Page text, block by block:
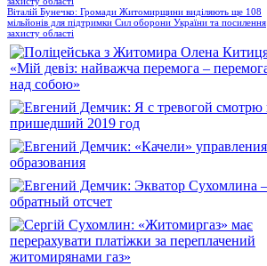
Віталій Бунечко: Громади Житомирщини виділяють ще 108
мільйонів для підтримки Сил оборони України та посилення
захисту області